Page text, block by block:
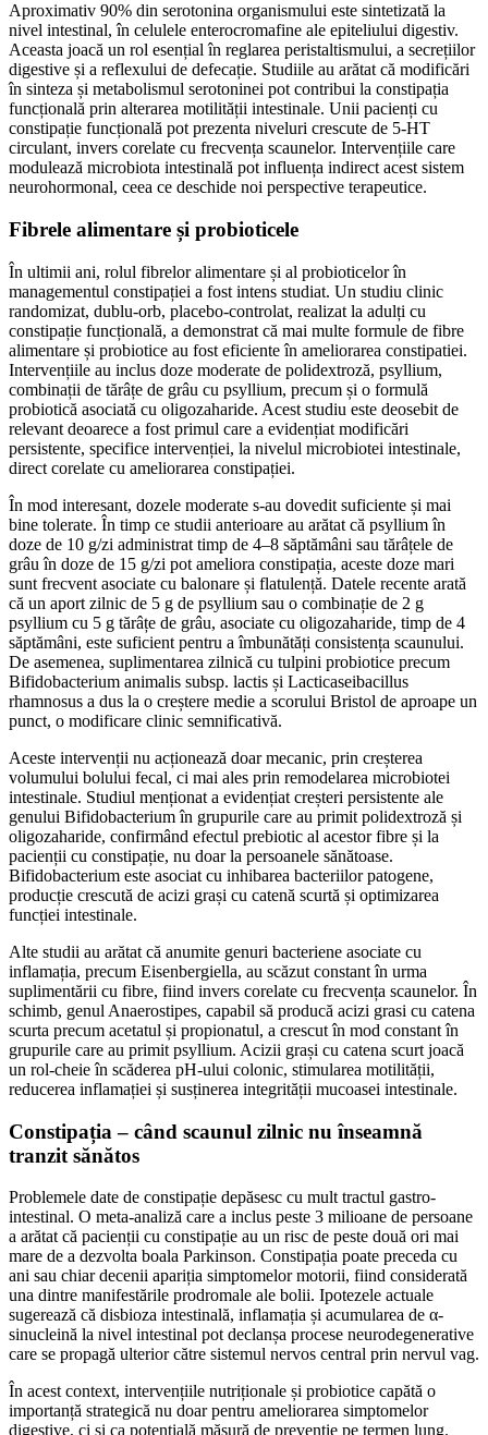
Aproximativ 90% din serotonina organismului este sintetizată la
nivel intestinal, în celulele enterocromafine ale epiteliului digestiv.
Aceasta joacă un rol esențial în reglarea peristaltismului, a secrețiilor
digestive și a reflexului de defecație. Studiile au arătat că modificări
în sinteza și metabolismul serotoninei pot contribui la constipația
funcțională prin alterarea motilității intestinale. Unii pacienți cu
constipație funcțională pot prezenta niveluri crescute de 5-HT
circulant, invers corelate cu frecvența scaunelor. Intervențiile care
modulează microbiota intestinală pot influența indirect acest sistem
neurohormonal, ceea ce deschide noi perspective terapeutice.
Fibrele alimentare și probioticele
În ultimii ani, rolul fibrelor alimentare și al probioticelor în
managementul constipației a fost intens studiat. Un studiu clinic
randomizat, dublu-orb, placebo-controlat, realizat la adulți cu
constipație funcțională, a demonstrat că mai multe formule de fibre
alimentare și probiotice au fost eficiente în ameliorarea constipatiei.
Intervențiile au inclus doze moderate de polidextroză, psyllium,
combinații de tărâțe de grâu cu psyllium, precum și o formulă
probiotică asociată cu oligozaharide. Acest studiu este deosebit de
relevant deoarece a fost primul care a evidențiat modificări
persistente, specifice intervenției, la nivelul microbiotei intestinale,
direct corelate cu ameliorarea constipației.
În mod interesant, dozele moderate s-au dovedit suficiente și mai
bine tolerate. În timp ce studii anterioare au arătat că psyllium în
doze de 10 g/zi administrat timp de 4–8 săptămâni sau tărâțele de
grâu în doze de 15 g/zi pot ameliora constipația, aceste doze mari
sunt frecvent asociate cu balonare și flatulență. Datele recente arată
că un aport zilnic de 5 g de psyllium sau o combinație de 2 g
psyllium cu 5 g tărâțe de grâu, asociate cu oligozaharide, timp de 4
săptămâni, este suficient pentru a îmbunătăți consistența scaunului.
De asemenea, suplimentarea zilnică cu tulpini probiotice precum
Bifidobacterium animalis subsp. lactis și Lacticaseibacillus
rhamnosus a dus la o creștere medie a scorului Bristol de aproape un
punct, o modificare clinic semnificativă.
Aceste intervenții nu acționează doar mecanic, prin creșterea
volumului bolului fecal, ci mai ales prin remodelarea microbiotei
intestinale. Studiul menționat a evidențiat creșteri persistente ale
genului Bifidobacterium în grupurile care au primit polidextroză și
oligozaharide, confirmând efectul prebiotic al acestor fibre și la
pacienții cu constipație, nu doar la persoanele sănătoase.
Bifidobacterium este asociat cu inhibarea bacteriilor patogene,
producție crescută de acizi grași cu catenă scurtă și optimizarea
funcției intestinale.
Alte studii au arătat că anumite genuri bacteriene asociate cu
inflamația, precum Eisenbergiella, au scăzut constant în urma
suplimentării cu fibre, fiind invers corelate cu frecvența scaunelor. În
schimb, genul Anaerostipes, capabil să producă acizi grasi cu catena
scurta precum acetatul și propionatul, a crescut în mod constant în
grupurile care au primit psyllium. Acizii grași cu catena scurt joacă
un rol-cheie în scăderea pH-ului colonic, stimularea motilității,
reducerea inflamației și susținerea integrității mucoasei intestinale.
Constipația – când scaunul zilnic nu înseamnă
tranzit sănătos
Problemele date de constipație depăsesc cu mult tractul gastro-
intestinal. O meta-analiză care a inclus peste 3 milioane de persoane
a arătat că pacienții cu constipație au un risc de peste două ori mai
mare de a dezvolta boala Parkinson. Constipația poate preceda cu
ani sau chiar decenii apariția simptomelor motorii, fiind considerată
una dintre manifestările prodromale ale bolii. Ipotezele actuale
sugerează că disbioza intestinală, inflamația și acumularea de α-
sinucleină la nivel intestinal pot declanșa procese neurodegenerative
care se propagă ulterior către sistemul nervos central prin nervul vag.
În acest context, intervențiile nutriționale și probiotice capătă o
importanță strategică nu doar pentru ameliorarea simptomelor
digestive, ci și ca potențială măsură de prevenție pe termen lung.